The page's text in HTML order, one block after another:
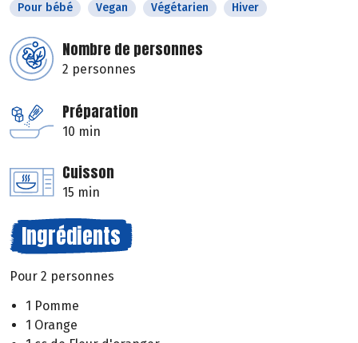
Pour bébé Vegan Végétarien Hiver
Nombre de personnes
2 personnes
Préparation
10 min
Cuisson
15 min
Ingrédients
Pour 2 personnes
1 Pomme
1 Orange